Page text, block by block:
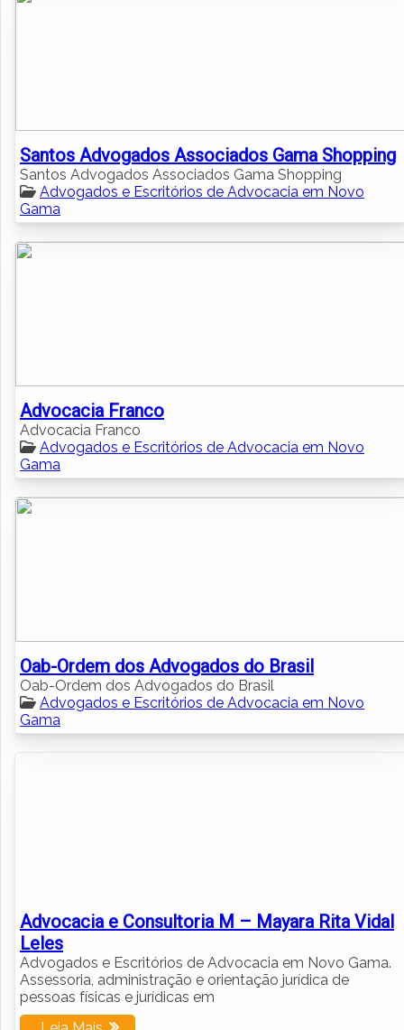
Santos Advogados Associados Gama Shopping
Santos Advogados Associados Gama Shopping
Advogados e Escritórios de Advocacia em Novo
Gama
Advocacia Franco
Advocacia Franco
Advogados e Escritórios de Advocacia em Novo
Gama
Oab-Ordem dos Advogados do Brasil
Oab-Ordem dos Advogados do Brasil
Advogados e Escritórios de Advocacia em Novo
Gama
Advocacia e Consultoria M – Mayara Rita Vidal
Leles
Advogados e Escritórios de Advocacia em Novo Gama.
Assessoria, administração e orientação jurídica de
pessoas físicas e jurídicas em